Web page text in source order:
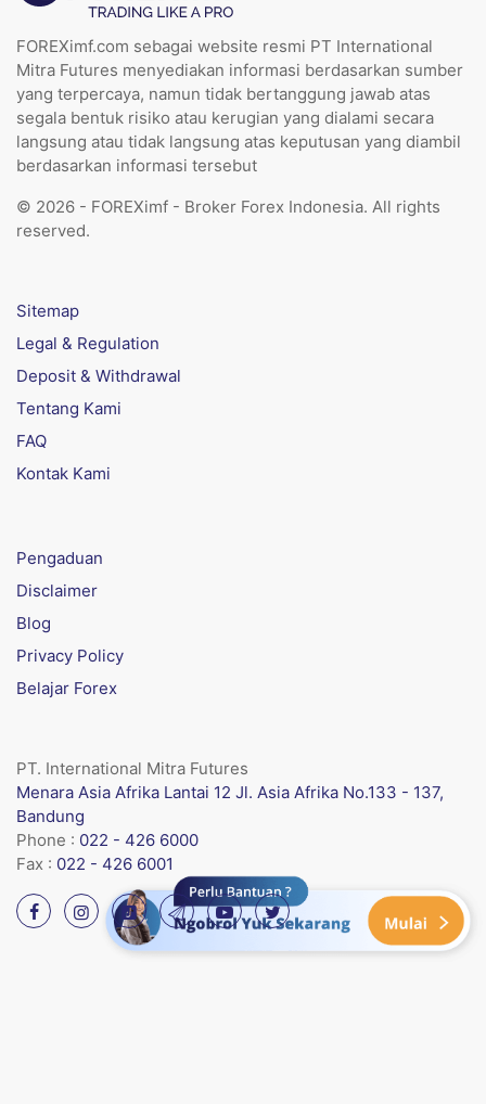
FOREXimf.com sebagai website resmi PT International
Mitra Futures menyediakan informasi berdasarkan sumber
yang terpercaya, namun tidak bertanggung jawab atas
segala bentuk risiko atau kerugian yang dialami secara
langsung atau tidak langsung atas keputusan yang diambil
berdasarkan informasi tersebut
© 2026 - FOREXimf - Broker Forex Indonesia. All rights
reserved.
Sitemap
Legal & Regulation
Deposit & Withdrawal
Tentang Kami
FAQ
Kontak Kami
Pengaduan
Disclaimer
Blog
Privacy Policy
Belajar Forex
PT. International Mitra Futures
Menara Asia Afrika Lantai 12 Jl. Asia Afrika No.133 - 137,
Bandung
Phone : 022 - 426 6000
Fax : 022 - 426 6001